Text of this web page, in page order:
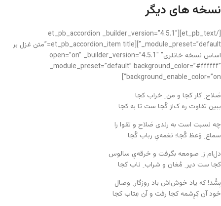
نسخه های دیگر
[/et_pb_text][et_pb_accordion _builder_version=”4.5.1″
_module_preset=”default”][et_pb_accordion_item title=”متن غزل بر
اساس نسخه خانلری” open=”on” _builder_version=”4.5.1″
_module_preset=”default” background_color=”#ffffff”
background_enable_color=”on”]
صَلاح ِ کار کجا و من ِ خراب کجا
ببین تفاوت ره ک‌از کُجا ست تا به کجا
چه نسبت است به رندی صَلاح و تقوا را
سماع ِ وَعظ کُجا؛ نغمه‌یِ رباب کُجا
دل‌ام ز ِ صومعه بگرفت و خرقه‌یِ سالوس
کجا ست دیر ِ مُغان و شراب ِ ناب کجا
بِشُد! که یاد خوش‌اش باد روزگار ِ وصال
خود آن کِرِشمه کجا رفت و آن عِتاب کجا